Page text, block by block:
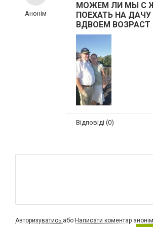
Анонім
МОЖЕМ ЛИ МЫ С
ПОЕХАТЬ НА ДАЧУ
ВДВОЕМ ВОЗРАСТ
Відповіді (0)
Авторизуватись або Написати коментар